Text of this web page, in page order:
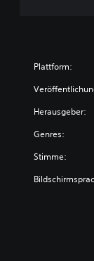
Plattform:
Herausgeber:
Genres:
Stimme: